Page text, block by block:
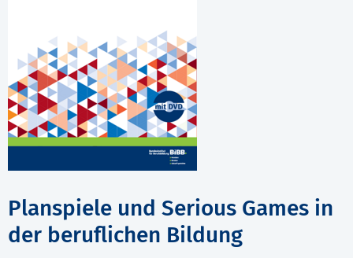
Planspiele und Serious Games in
der beruflichen Bildung